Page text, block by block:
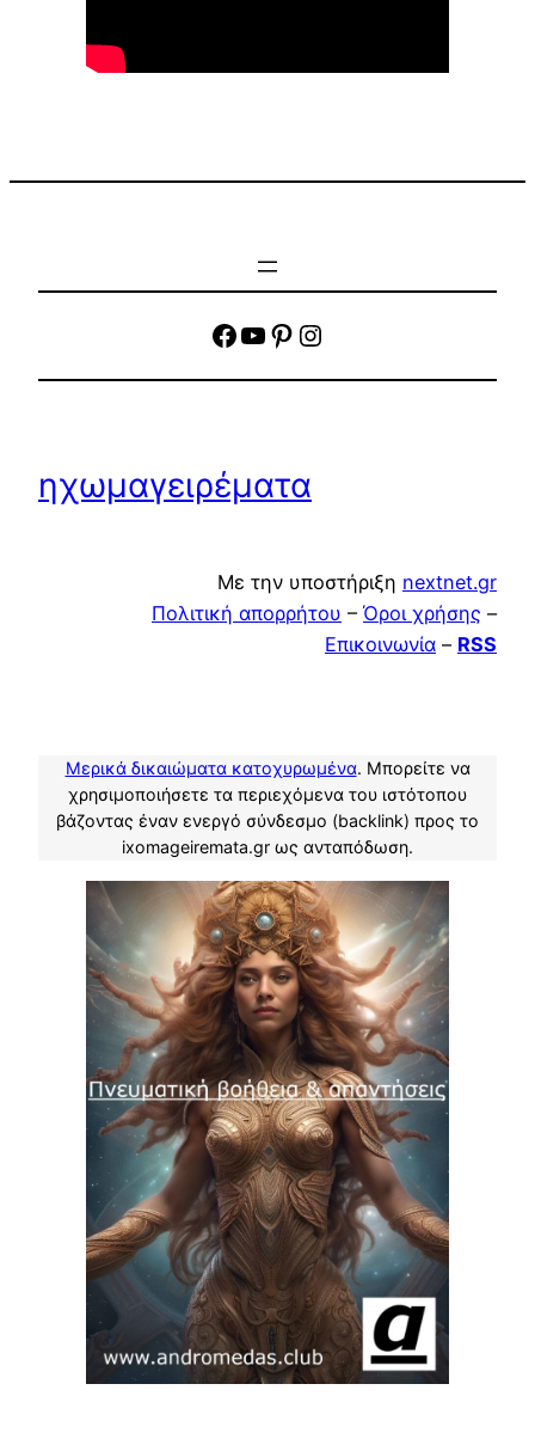
facebook
YouTube
Pinterest
Instagram
ηχωμαγειρέματα
Με την υποστήριξη nextnet.gr
Πολιτική απορρήτου – Όροι χρήσης –
Επικοινωνία – RSS
Μερικά δικαιώματα κατοχυρωμένα. Μπορείτε να
χρησιμοποιήσετε τα περιεχόμενα του ιστότοπου
βάζοντας έναν ενεργό σύνδεσμο (backlink) προς το
ixomageiremata.gr ως ανταπόδωση.